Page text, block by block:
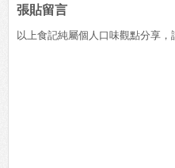
張貼留言
以上食記純屬個人口味觀點分享